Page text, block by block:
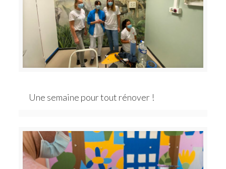
Une semaine pour tout rénover !